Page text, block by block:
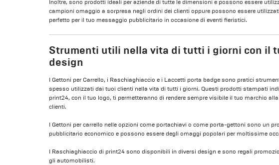
Inoltre, sono prodotti ideali per aziende di tutte le dimensioni e possono essere
campioni omaggio a sorpresa negli ordini dei clienti oppure possono essere
perfetto per il tuo messaggio pubblicitario in occasione di eventi fieristici.
Strumenti utili nella vita di tutti i giorni con il
design
I Gettoni per Carrello, i Raschiaghiaccio e i Laccetti porta badge sono pratici
spesso utilizzati dai tuoi clienti nella vita di tutti i giorni. Questi prodotti stampati
print24, con il tuo logo, ti permetteranno di rendere sempre visibile il tuo marchio
clienti.
I Gettoni per carrello nelle opzioni come portachiavi o come porta-gettoni sono un
pubblicitario economico e possono essere degli omaggi popolari per moltissime
I Raschiaghiaccio di print24 sono disponibili in diversi design e sono regali
gli automobilisti.